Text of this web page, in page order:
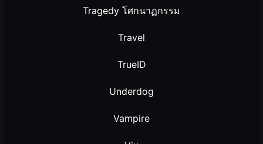
Tragedy โศกนาฏกรรม
Travel
TrueID
Underdog
Vampire